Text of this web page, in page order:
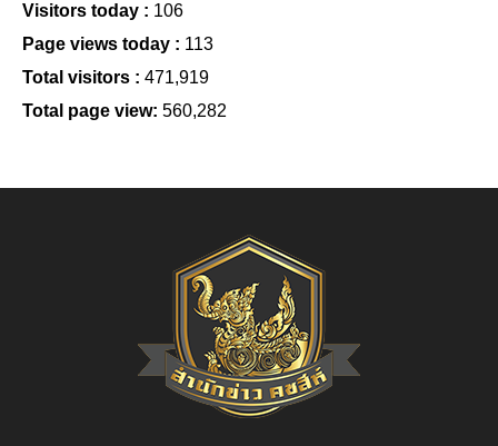
Visitors today : 106
Page views today : 113
Total visitors : 471,919
Total page view: 560,282